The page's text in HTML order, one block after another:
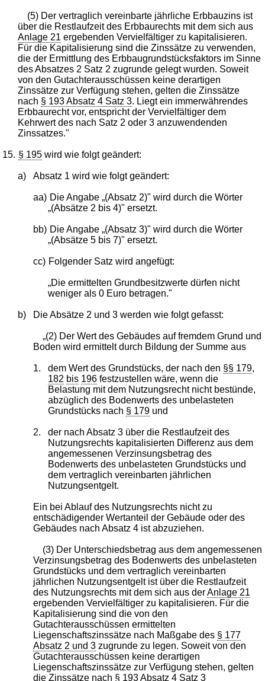
(5) Der vertraglich vereinbarte jährliche Erbbauzins ist
über die Restlaufzeit des Erbbaurechts mit dem sich aus
Anlage 21 ergebenden Vervielfältiger zu kapitalisieren.
Für die Kapitalisierung sind die Zinssätze zu verwenden,
die der Ermittlung des Erbbaugrundstücksfaktors im Sinne
des Absatzes 2 Satz 2 zugrunde gelegt wurden. Soweit
von den Gutachterausschüssen keine derartigen
Zinssätze zur Verfügung stehen, gelten die Zinssätze
nach § 193 Absatz 4 Satz 3. Liegt ein immerwährendes
Erbbaurecht vor, entspricht der Vervielfältiger dem
Kehrwert des nach Satz 2 oder 3 anzuwendenden
Zinssatzes."
15. § 195 wird wie folgt geändert:
a) Absatz 1 wird wie folgt geändert:
aa) Die Angabe „(Absatz 2)" wird durch die Wörter
„(Absätze 2 bis 4)" ersetzt.
bb) Die Angabe „(Absatz 3)" wird durch die Wörter
„(Absätze 5 bis 7)" ersetzt.
cc) Folgender Satz wird angefügt:
„Die ermittelten Grundbesitzwerte dürfen nicht
weniger als 0 Euro betragen."
b) Die Absätze 2 und 3 werden wie folgt gefasst:
„(2) Der Wert des Gebäudes auf fremdem Grund und
Boden wird ermittelt durch Bildung der Summe aus
1. dem Wert des Grundstücks, der nach den §§ 179,
182 bis 196 festzustellen wäre, wenn die
Belastung mit dem Nutzungsrecht nicht bestünde,
abzüglich des Bodenwerts des unbelasteten
Grundstücks nach § 179 und
2.
der nach Absatz 3 über die Restlaufzeit des
Nutzungsrechts kapitalisierten Differenz aus dem
angemessenen Verzinsungsbetrag des
Bodenwerts des unbelasteten Grundstücks und
dem vertraglich vereinbarten jährlichen
Nutzungsentgelt.
Ein bei Ablauf des Nutzungsrechts nicht zu
entschädigender Wertanteil der Gebäude oder des
Gebäudes nach Absatz 4 ist abzuziehen.
(3) Der Unterschiedsbetrag aus dem angemessenen
Verzinsungsbetrag des Bodenwerts des unbelasteten
Grundstücks und dem vertraglich vereinbarten
jährlichen Nutzungsentgelt ist über die Restlaufzeit
des Nutzungsrechts mit dem sich aus derAnlage 21
ergebenden Vervielfältiger zu kapitalisieren. Für die
Kapitalisierung sind die von den
Gutachterausschüssen ermittelten
Liegenschaftszinssätze nach Maßgabe des § 177
Absatz 2 und 3zugrunde zu legen. Soweit von den
Gutachterausschüssen keine derartigen
Liegenschaftszinssätze zur Verfügung stehen, gelten
die Zinssätze nach § 193 Absatz 4 Satz 3